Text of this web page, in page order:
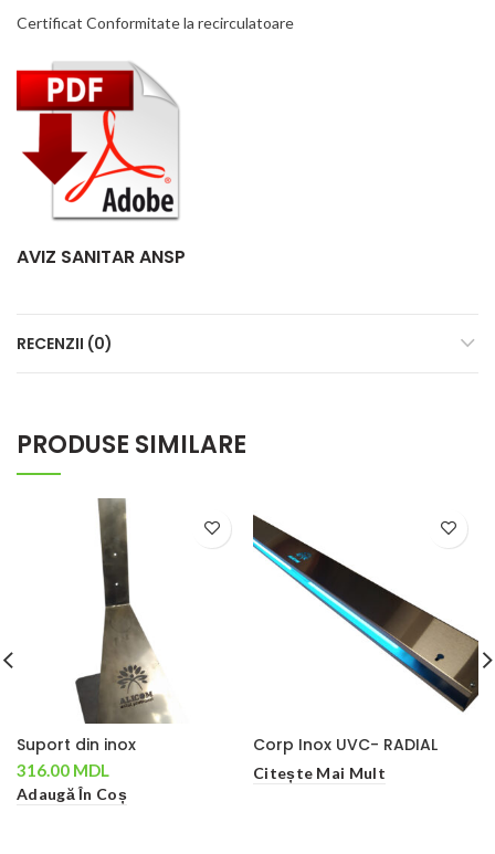
Certificat Conformitate la recirculatoare
AVIZ SANITAR ANSP
RECENZII (0)
PRODUSE SIMILARE
Suport din inox
316.00 MDL
Adaugă În Coș
Corp Inox UVC- RADIAL
Citește Mai Mult